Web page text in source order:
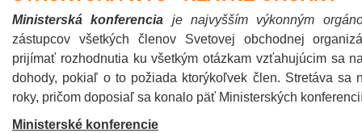
Ministerská konferencia je najvyšším výkonným
zástupcov všetkých členov Svetovej obchodnej
prijímať rozhodnutia ku všetkým otázkam vzťahujúcim sa
dohody, pokiaľ o to požiada ktorýkoľvek člen. Stretáva sa
roky, pričom doposiaľ sa konalo päť Ministerských
Ministerské konferencie